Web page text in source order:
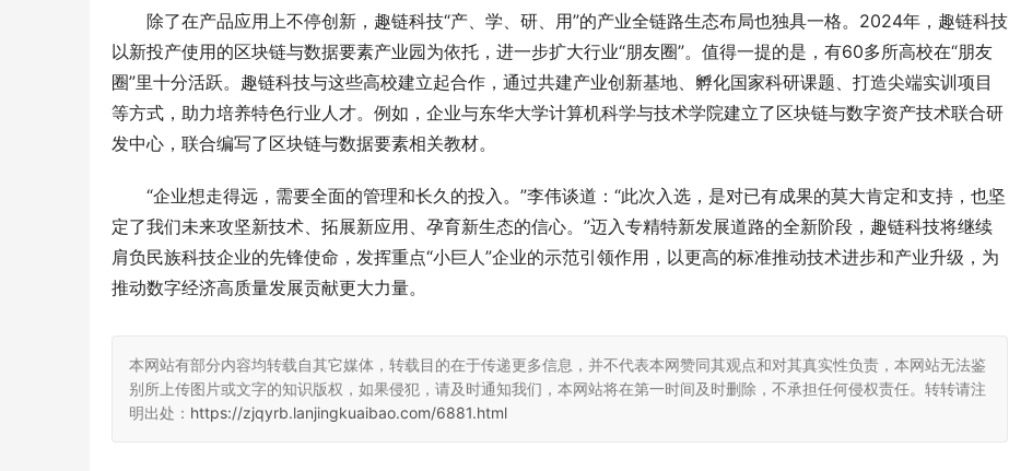
除了在产品应用上不停创新，趣链科技“产、学、研、用”的产业全链路生态布局也独具一格。2024年，趣链科技
以新投产使用的区块链与数据要素产业园为依托，进一步扩大行业“朋友圈”。值得一提的是，有60多所高校在“朋友
圈”里十分活跃。趣链科技与这些高校建立起合作，通过共建产业创新基地、孵化国家科研课题、打造尖端实训项目
等方式，助力培养特色行业人才。例如，企业与东华大学计算机科学与技术学院建立了区块链与数字资产技术联合研
发中心，联合编写了区块链与数据要素相关教材。
“企业想走得远，需要全面的管理和长久的投入。”李伟谈道：“此次入选，是对已有成果的莫大肯定和支持，也坚
定了我们未来攻坚新技术、拓展新应用、孕育新生态的信心。”迈入专精特新发展道路的全新阶段，趣链科技将继续
肩负民族科技企业的先锋使命，发挥重点“小巨人”企业的示范引领作用，以更高的标准推动技术进步和产业升级，为
推动数字经济高质量发展贡献更大力量。
本网站有部分内容均转载自其它媒体，转载目的在于传递更多信息，并不代表本网赞同其观点和对其真实性负责，本网站无法鉴
别所上传图片或文字的知识版权，如果侵犯，请及时通知我们，本网站将在第一时间及时删除，不承担任何侵权责任。转转请注
明出处： https://zjqyrb.lanjingkuaibao.com/6881.html